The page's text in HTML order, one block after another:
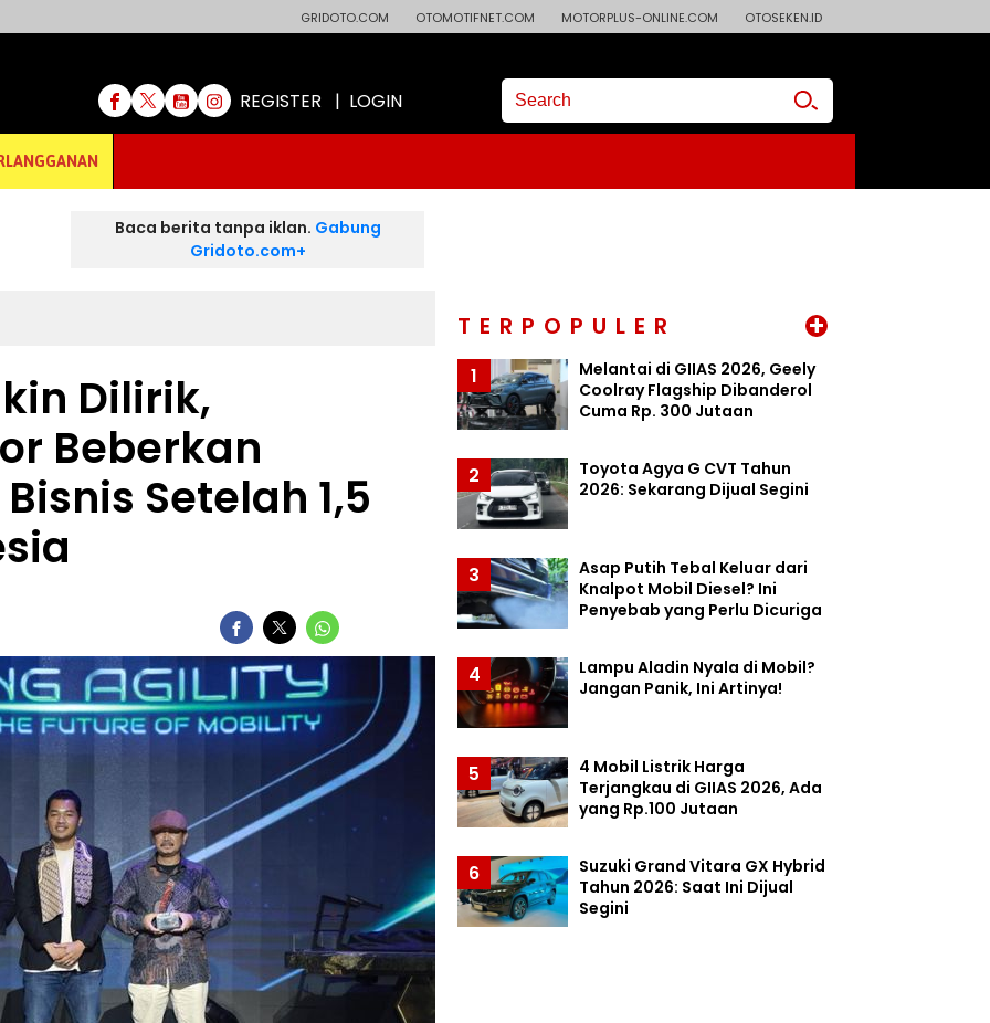
GRIDOTO.COM OTOMOTIFNET.COM MOTORPLUS-ONLINE.COM OTOSEKEN.ID
REGISTER | LOGIN
Baca berita tanpa iklan. Gabung
Gridoto.com+
Dilirik,
Beberkan
Setelah 1,5
TERPOPULER +
1
Melantai di GIIAS 2026, Geely
Coolray Flagship Dibanderol
Cuma Rp. 300 Jutaan
2
Toyota Agya G CVT Tahun
2026: Sekarang Dijual Segini
3
Asap Putih Tebal Keluar dari
Knalpot Mobil Diesel? Ini
Penyebab yang Perlu Dicuriga
4
Lampu Aladin Nyala di Mobil?
Jangan Panik, Ini Artinya!
5
4 Mobil Listrik Harga
Terjangkau di GIIAS 2026, Ada
yang Rp.100 Jutaan
6
Suzuki Grand Vitara GX Hybrid
Tahun 2026: Saat Ini Dijual
Segini